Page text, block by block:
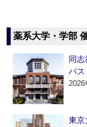
薬系大学・学部
同
パ
東